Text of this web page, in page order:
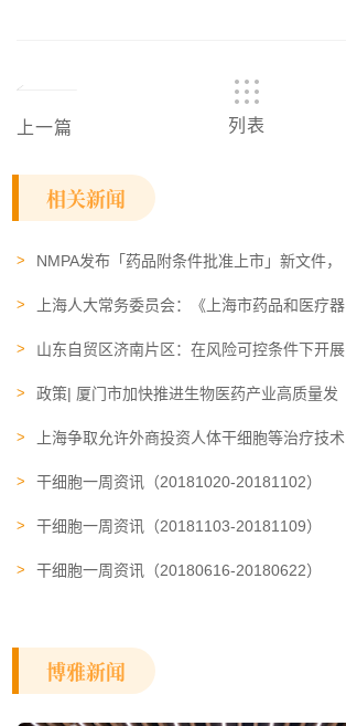
上一篇 列表
相关新闻
NMPA发布「药品附条件批准上市」新文件，
上海人大常务委员会：《上海市药品和医疗器
山东自贸区济南片区：在风险可控条件下开展
政策| 厦门市加快推进生物医药产业高质量发
上海争取允许外商投资人体干细胞等治疗技术
干细胞一周资讯（20181020-20181102）
干细胞一周资讯（20181103-20181109）
干细胞一周资讯（20180616-20180622）
博雅新闻